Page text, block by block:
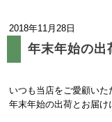
2018年11月28日
年末年始の出
いつも当店をご愛顧いた
年末年始の出荷とお届け